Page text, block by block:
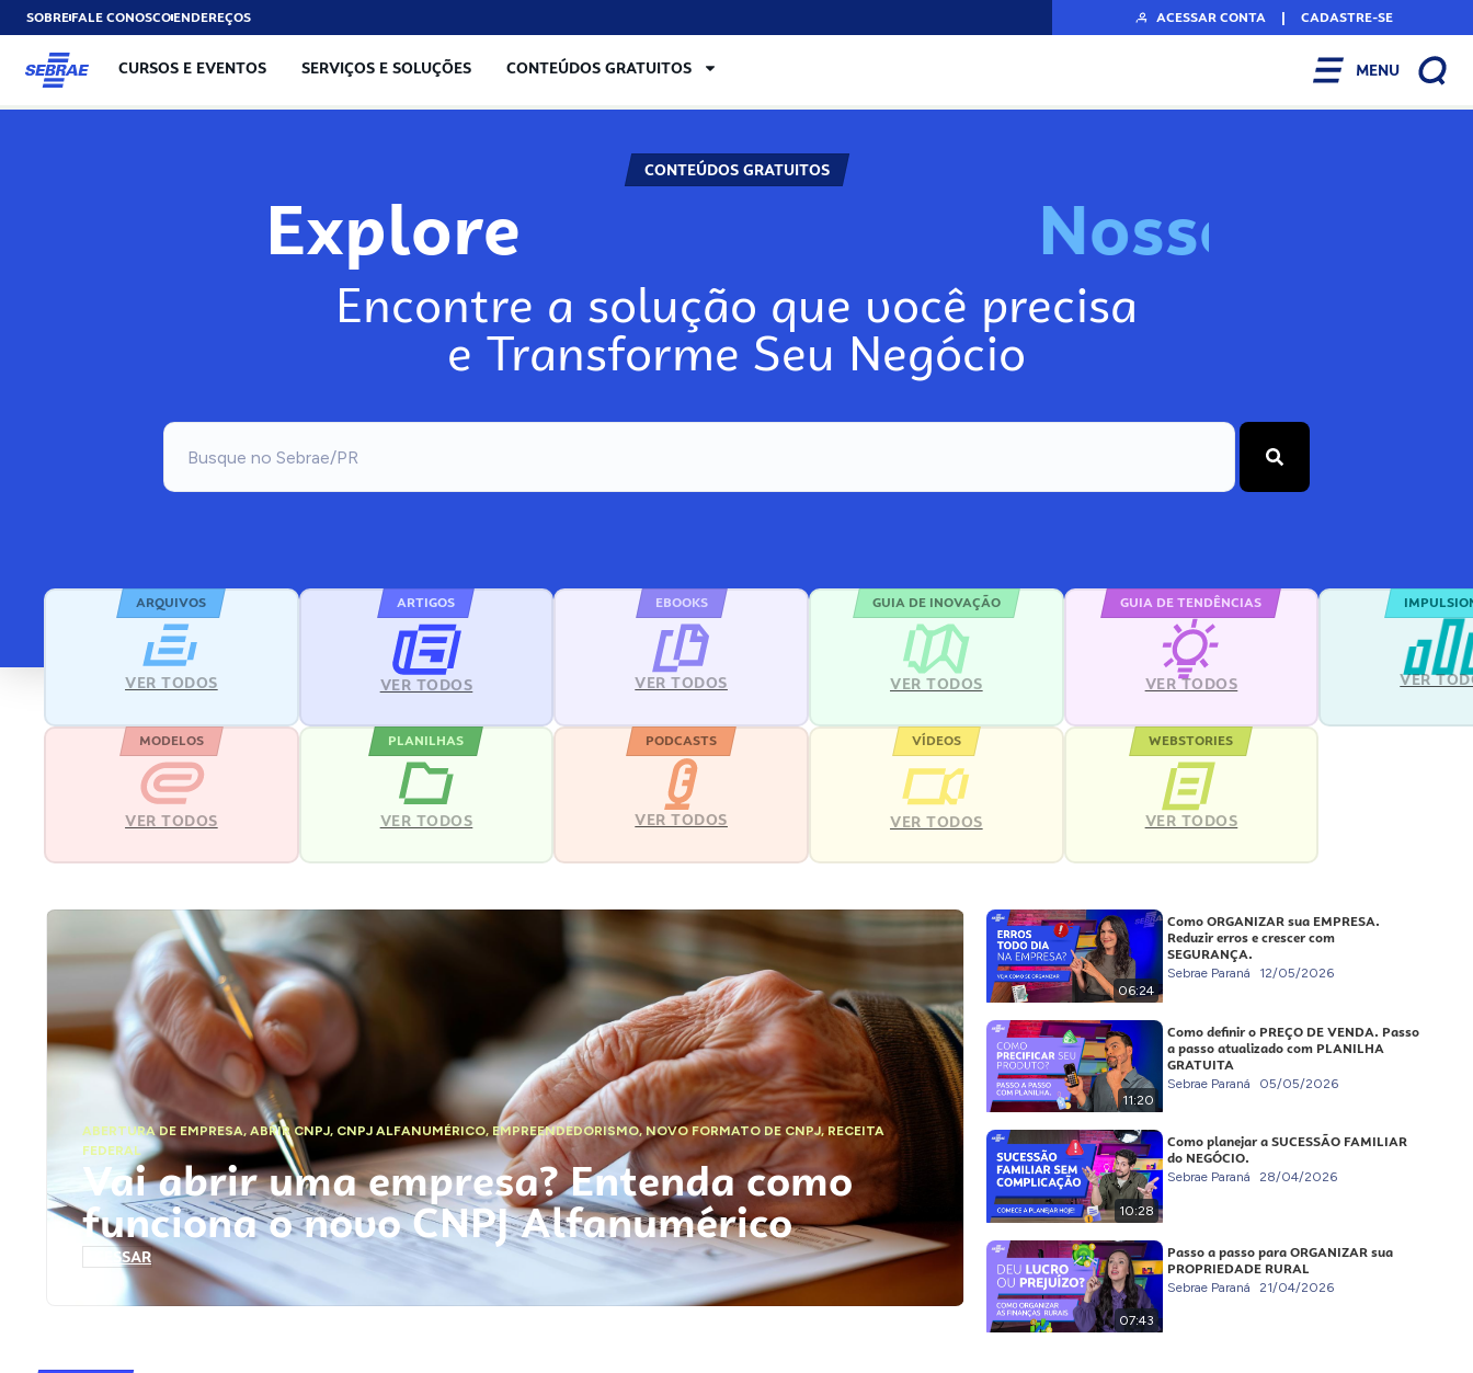
SOBREFALE CONOSCOENDEREÇOS ACESSAR CONTA | CADASTRE-SE
CURSOS E EVENTOS SERVIÇOS E SOLUÇÕES CONTEÚDOS GRATUITOS MENU
CONTEÚDOS GRATUITOS
Explore Nosso
Encontre a solução que você precisa
e Transforme Seu Negócio
ARQUIVOS
VER TODOS
ARTIGOS
VER TODOS
EBOOKS
VER TODOS
GUIA DE INOVAÇÃO
VER TODOS
GUIA DE TENDÊNCIAS
VER TODOS VER
MODELOS
VER TODOS
PLANILHAS
VER TODOS
PODCASTS
VER TODOS
VÍDEOS
VER TODOS
WEBSTORIES
VER TODOS
ABERTURA DE EMPRESA,ABRIR CNPJ, CNPJ ALFANUMÉRICO, EMPREENDEDORISMO,NOVO FORMATO DE CNPJ,RECEITA
FEDERAL
Vai abrir uma empresa? Entenda como
funciona o novo CNPJ Alfanumérico
ACESSAR
06:24
Como ORGANIZAR sua EMPRESA.
Reduzir erros e crescer com
SEGURANÇA.
Sebrae Paraná 12/05/2026
11:20
Como definir o PREÇO DE VENDA. Passo
a passo atualizado com PLANILHA
GRATUITA
Sebrae Paraná 05/05/2026
10:28
Como planejar a SUCESSÃO FAMILIAR
do NEGÓCIO.
Sebrae Paraná 28/04/2026
07:43
Passo a passo para ORGANIZAR sua
PROPRIEDADE RURAL
Sebrae Paraná 21/04/2026